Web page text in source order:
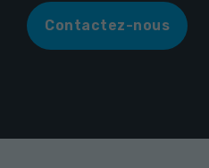
Contactez-nous